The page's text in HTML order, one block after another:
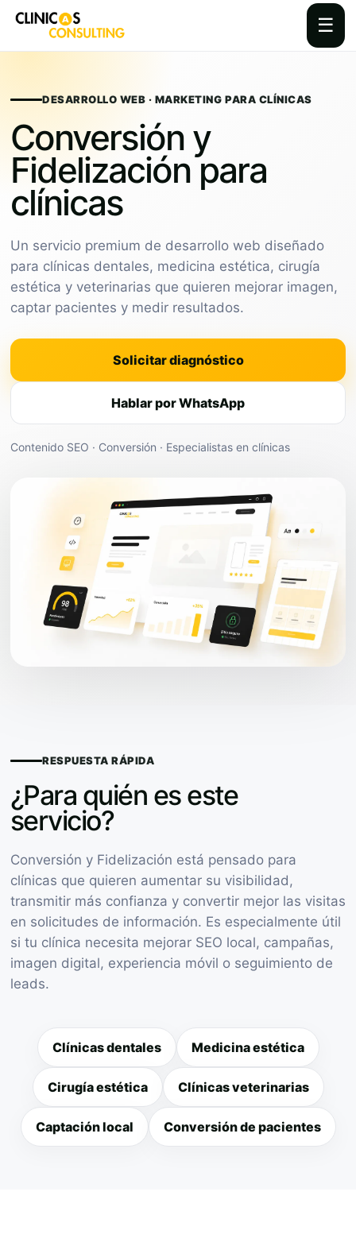
☰
contentDESARROLLO WEB · MARKETING PARA CLÍNICAS
Conversión y
Fidelización para
clínicas
Un servicio premium de desarrollo web diseñado
para clínicas dentales, medicina estética, cirugía
estética y veterinarias que quieren mejorar imagen,
captar pacientes y medir resultados.
Solicitar diagnóstico
Hablar por WhatsApp
Contenido SEO · Conversión · Especialistas en clínicas
RESPUESTA RÁPIDA
¿Para quién es este
servicio?
Conversión y Fidelización está pensado para
clínicas que quieren aumentar su visibilidad,
transmitir más confianza y convertir mejor las visitas
en solicitudes de información. Es especialmente útil
si tu clínica necesita mejorar SEO local, campañas,
imagen digital, experiencia móvil o seguimiento de
leads.
Clínicas dentales Medicina estética
Cirugía estética Clínicas veterinarias
Captación local Conversión de pacientes